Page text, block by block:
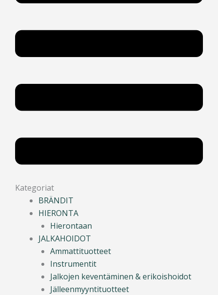
Kategoriat
BRÄNDIT
HIERONTA
Hierontaan
JALKAHOIDOT
Ammattituotteet
Instrumentit
Jalkojen keventäminen & erikoishoidot
Jälleenmyyntituotteet